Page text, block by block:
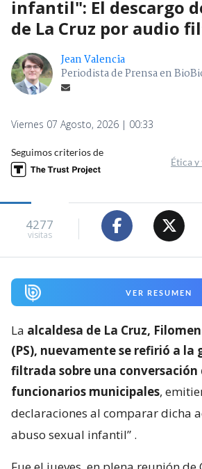
infantil": El descargo
de La Cruz por audio
Jean Valencia
Periodista de Prensa en
Viernes 07 Agosto, 2026 | 00:33
Seguimos criterios de
Ética y
4277
visitas
VER RESUMEN
La alcaldesa de La Cruz,
(PS), nuevamente se refirió a la
filtrada sobre una conversación
funcionarios municipales,
declaraciones al comparar dicha
abuso sexual infantil” .